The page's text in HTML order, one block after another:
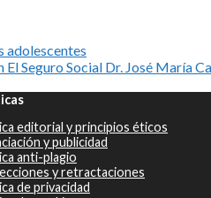
adolescentes
Seguro Social Dr. José María
editorial y principios éticos
y publicidad
anti-plagio
y retractaciones
de privacidad